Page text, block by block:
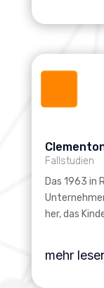
Fallstudien
Das 1963 in
her, das
mehr